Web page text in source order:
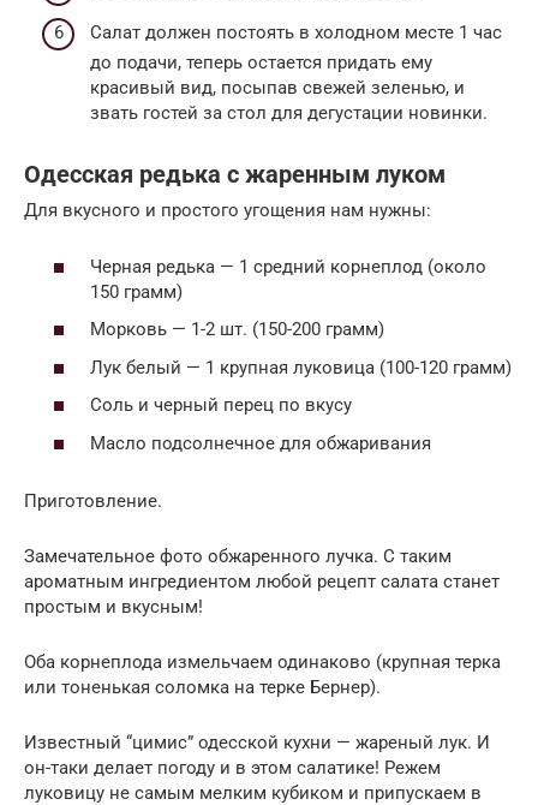
Салат должен постоять в холодном месте 1 час
до подачи, теперь остается придать ему
красивый вид, посыпав свежей зеленью, и
звать гостей за стол для дегустации новинки.
Одесская редька с жаренным луком
Для вкусного и простого угощения нам нужны:
Черная редька — 1 средний корнеплод (около
150 грамм)
Морковь — 1-2 шт. (150-200 грамм)
Лук белый — 1 крупная луковица (100-120 грамм)
Соль и черный перец по вкусу
Масло подсолнечное для обжаривания
Приготовление.
Замечательное фото обжаренного лучка. С таким
ароматным ингредиентом любой рецепт салата станет
простым и вкусным!
Оба корнеплода измельчаем одинаково (крупная терка
или тоненькая соломка на терке Бернер).
Известный “цимис” одесской кухни — жареный лук. И
он-таки делает погоду и в этом салатике! Режем
луковицу не самым мелким кубиком и припускаем в